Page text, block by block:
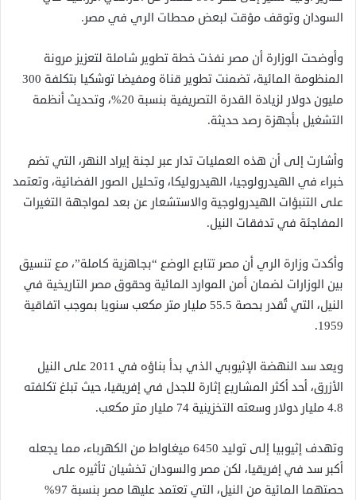
السودان وتوقف مؤقت لبعض محطات الري في مصر.
وأوضحت الوزارة أن مصر نفذت خطة تطوير شاملة لتعزيز مرونة
المنظومة المائية، تضمنت تطوير قناة ومفيضا توشكيا بتكلفة 300
مليون دولار لزيادة القدرة التصريفية بنسبة 20%، وتحديث أنظمة
التشغيل بأجهزة رصد حديثة.
وأشارت إلى أن هذه العمليات تدار عبر لجنة إيراد النهر، التي تضم
خبراء في الهيدرولوجيا، الهيدروليكا، وتحليل الصور الفضائية، وتعتمد
على التنبؤات الهيدرولوجية والاستشعار عن بعد لمواجهة التغيرات
المفاجئة في تدفقات النيل.
وأكدت وزارة الري أن مصر تتابع الوضع “بجاهزية كاملة”، مع تنسيق
بين الوزارات لضمان أمن الموارد المائية وحقوق مصر التاريخية في
النيل، التي تُقدر بحصة 55.5 مليار متر مكعب سنويا بموجب اتفاقية
1959.
ويعد سد النهضة الإثيوبي الذي بدأ بناؤه في 2011 على النيل
الأزرق، أحد أكثر المشاريع إثارة للجدل في إفريقيا، حيث تبلغ تكلفته
4.8 مليار دولار وسعته التخزينية 74 مليار متر مكعب.
وتهدف إثيوبيا إلى توليد 6450 ميغاواط من الكهرباء، مما يجعله
أكبر سد في إفريقيا، لكن مصر والسودان تخشيان تأثيره على
حصتهما المائية من النيل، التي تعتمد عليها مصر بنسبة 97%